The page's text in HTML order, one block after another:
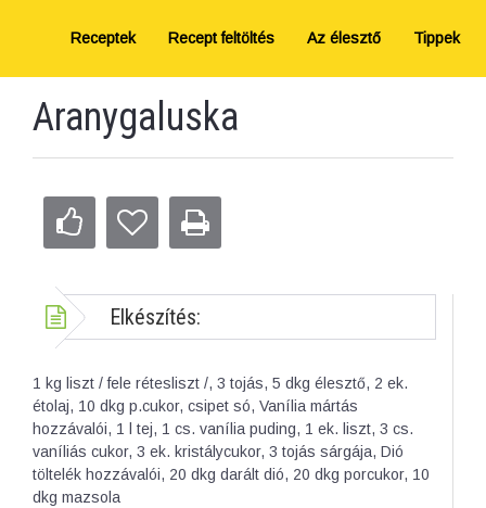
Receptek Recept feltöltés Az élesztő Tippek
Aranygaluska
Elkészítés:
1 kg liszt / fele rétesliszt /, 3 tojás, 5 dkg élesztő, 2 ek.
étolaj, 10 dkg p.cukor, csipet só, Vanília mártás
hozzávalói, 1 l tej, 1 cs. vanília puding, 1 ek. liszt, 3 cs.
vaníliás cukor, 3 ek. kristálycukor, 3 tojás sárgája, Dió
töltelék hozzávalói, 20 dkg darált dió, 20 dkg porcukor, 10
dkg mazsola